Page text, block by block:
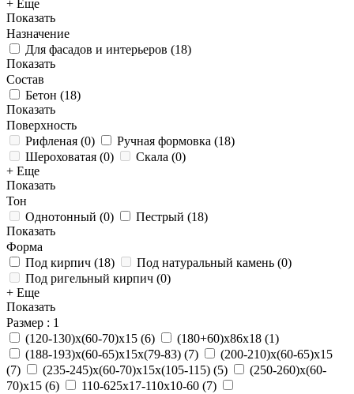
+ Еще
Показать
Назначение
Для фасадов и интерьеров (18)
Показать
Состав
Бетон (18)
Показать
Поверхность
Рифленая (0) Ручная формовка (18)
Шероховатая (0) Скала (0)
+ Еще
Показать
Тон
Однотонный (0) Пестрый (18)
Показать
Форма
Под кирпич (18) Под натуральный камень (0)
Под ригельный кирпич (0)
+ Еще
Показать
Размер : 1
(120-130)х(60-70)х15 (6) (180+60)х86х18 (1)
(188-193)х(60-65)х15х(79-83) (7)
(200-210)х(60-65)х15
(7) (235-245)х(60-70)х15х(105-115) (5)
(250-260)х(60-
70)х15 (6) 110-625x17-110x10-60 (7)